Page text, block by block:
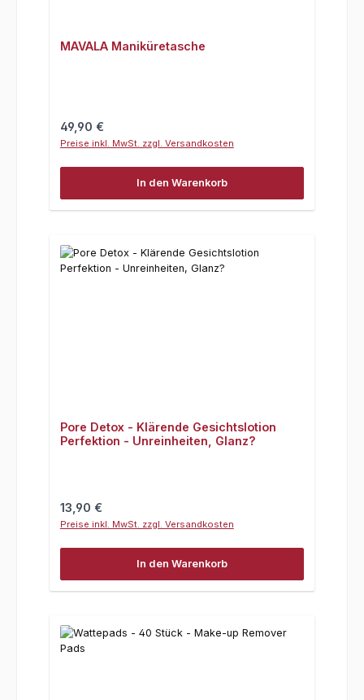
MAVALA Maniküretasche
Regulärer Preis:
49,90 €
Preise inkl. MwSt. zzgl. Versandkosten
In den Warenkorb
Pore Detox - Klärende Gesichtslotion
Perfektion - Unreinheiten, Glanz?
Regulärer Preis:
13,90 €
Preise inkl. MwSt. zzgl. Versandkosten
In den Warenkorb